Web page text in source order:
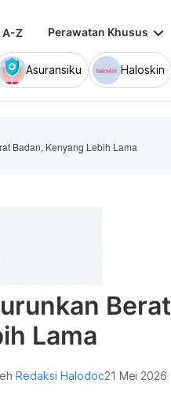
A-Z Perawatan Khusus keyboard_arrow_down
Asuransiku Haloskin
Badan, Kenyang Lebih Lama
Berat
Lama
Redaksi Halodoc21 Mei 2026